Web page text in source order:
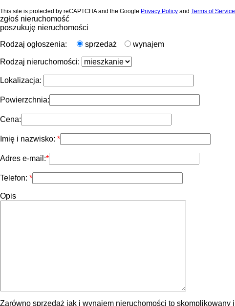
This site is protected by reCAPTCHA and the Google Privacy Policy and Terms of Service
zgłoś nieruchomość
poszukuję nieruchomości
Rodzaj ogłoszenia:
sprzedaż wynajem
Rodzaj nieruchomości:
Lokalizacja:
Powierzchnia:
Cena:
Imię i nazwisko:
Adres e-mail:
Telefon:
Opis
Zarówno sprzedaż jak i wynajem nieruchomości to